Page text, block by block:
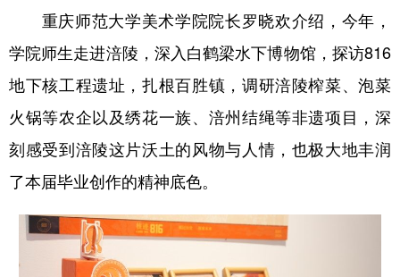
重庆师范大学美术学院院长罗晓欢介绍，今年，
学院师生走进涪陵，深入白鹤梁水下博物馆，探访816
地下核工程遗址，扎根百胜镇，调研涪陵榨菜、泡菜
火锅等农企以及绣花一族、涪州结绳等非遗项目，深
刻感受到涪陵这片沃土的风物与人情，也极大地丰润
了本届毕业创作的精神底色。